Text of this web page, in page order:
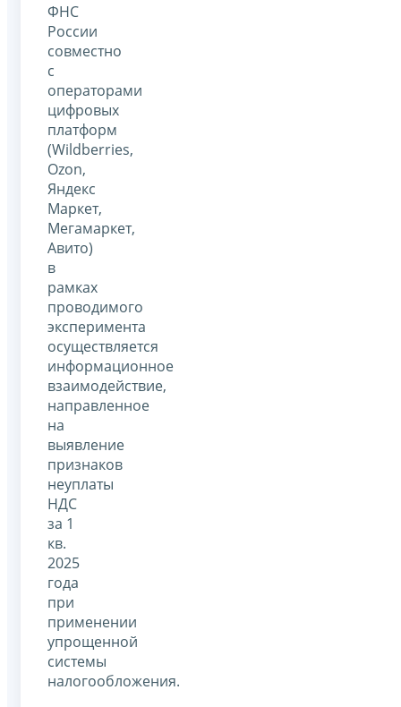
ФНС
России
совместно
с
операторами
цифровых
платформ
(Wildberries,
Оzon,
Яндекс
Маркет,
Мегамаркет,
Авито)
в
рамках
проводимого
эксперимента
осуществляется
информационное
взаимодействие,
направленное
на
выявление
признаков
неуплаты
НДС
за 1
кв.
2025
года
при
применении
упрощенной
системы
налогообложения.